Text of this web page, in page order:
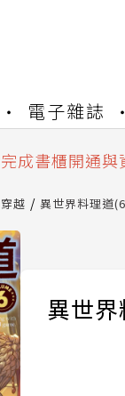
電子雜誌
資產合併與書
成書櫃開通
資產合併與書
越 異世界料理道
異世